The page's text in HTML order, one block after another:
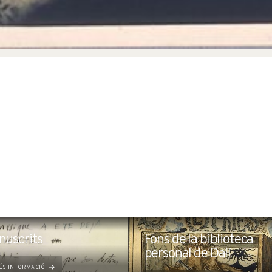
INFORMACIÓ
Fons de la biblioteca
personal de Dalí